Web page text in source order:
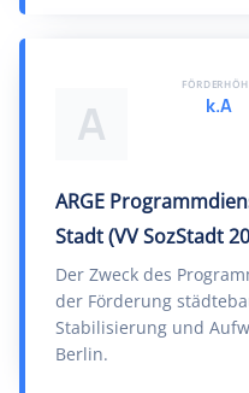
A
ARGE
Stadt (VV SozStadt
Der Zweck des
der Förderung
Stabilisierung und
Berlin.
k.A